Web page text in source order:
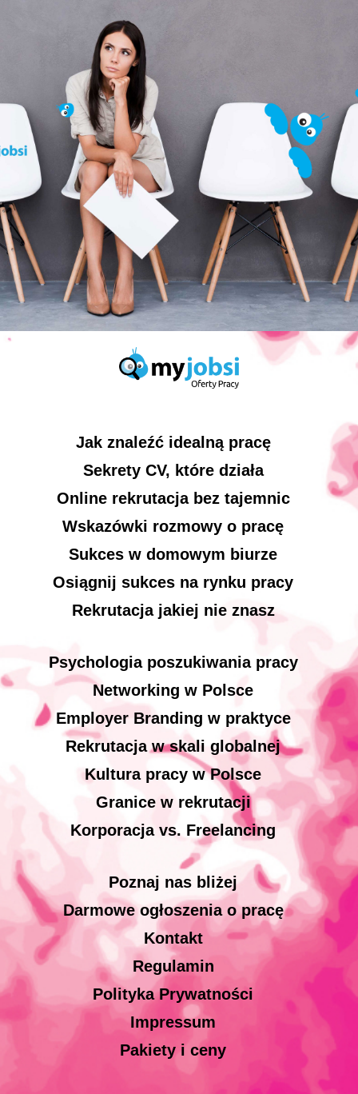
Jak znaleźć idealną pracę
Sekrety CV, które działa
Online rekrutacja bez tajemnic
Wskazówki rozmowy o pracę
Sukces w domowym biurze
Osiągnij sukces na rynku pracy
Rekrutacja jakiej nie znasz
Psychologia poszukiwania pracy
Networking w Polsce
Employer Branding w praktyce
Rekrutacja w skali globalnej
Kultura pracy w Polsce
Granice w rekrutacji
Korporacja vs. Freelancing
Poznaj nas bliżej
Darmowe ogłoszenia o pracę
Kontakt
Regulamin
Polityka Prywatności
Impressum
Pakiety i ceny